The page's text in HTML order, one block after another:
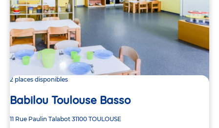
2 places disponibles
Babilou Toulouse Basso
Adresse
11 Rue Paulin Talabot 31100 TOULOUSE